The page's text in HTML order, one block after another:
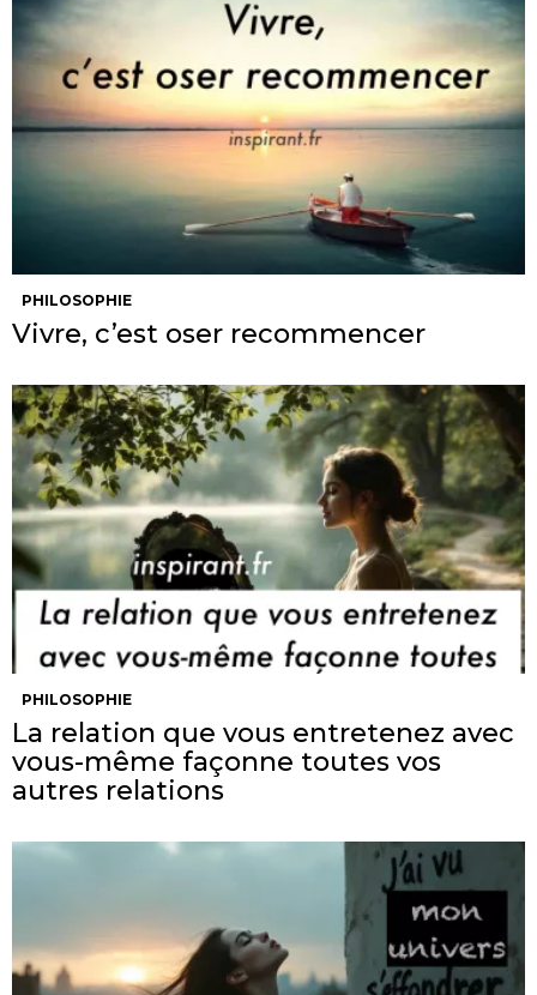
PHILOSOPHIE
Vivre, c’est oser recommencer
PHILOSOPHIE
La relation que vous entretenez avec
vous-même façonne toutes vos
autres relations